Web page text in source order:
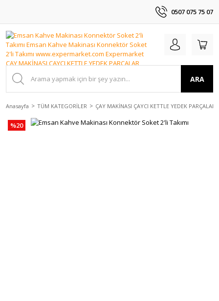
0507 075 75 07
ARA
Anasayfa TÜM KATEGORİLER ÇAY MAKİNASI ÇAYCI KETTLE YEDEK PARÇALAR
%20